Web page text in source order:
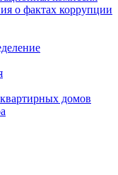
о фактах коррупции
домов